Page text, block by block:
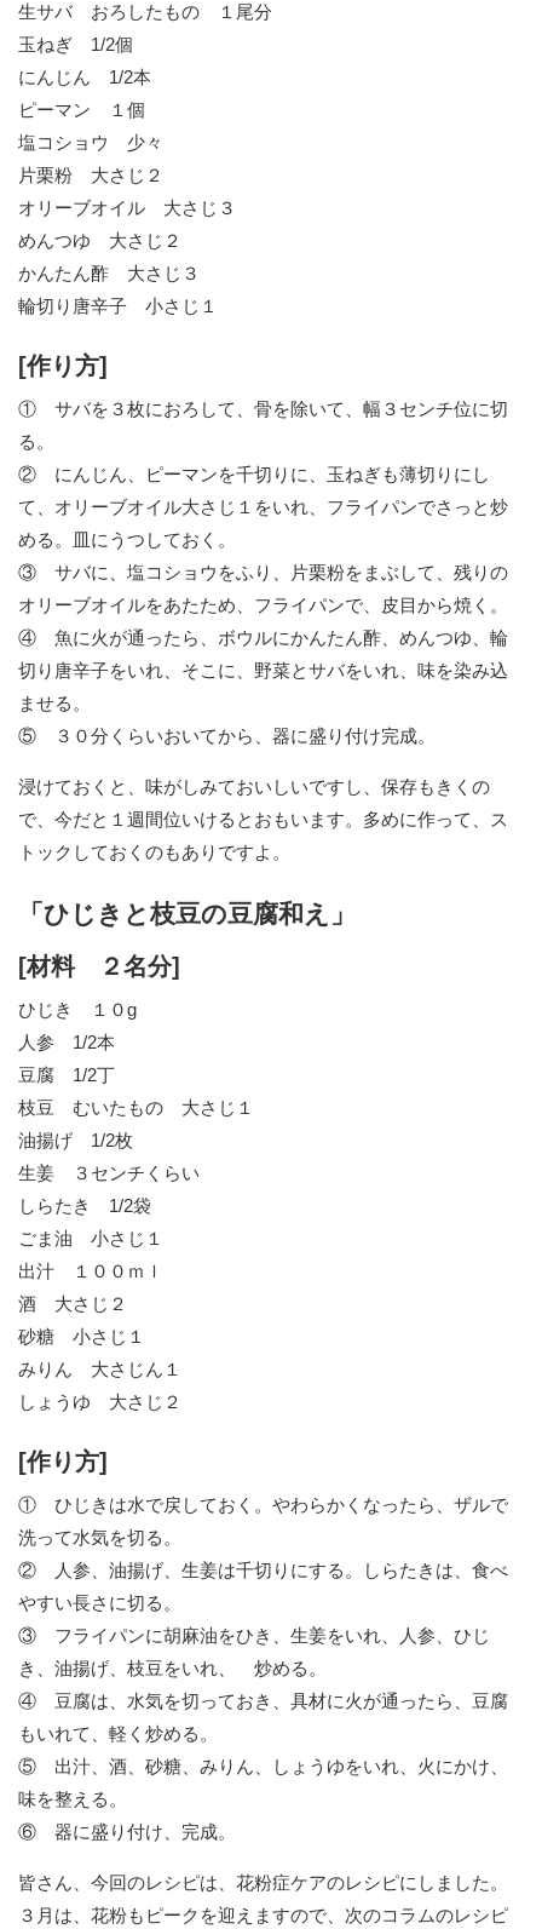
生サバ おろしたもの １尾分
玉ねぎ 1/2個
にんじん 1/2本
ピーマン １個
塩コショウ 少々
片栗粉 大さじ２
オリーブオイル 大さじ３
めんつゆ 大さじ２
かんたん酢 大さじ３
輪切り唐辛子 小さじ１
[作り方]
① サバを３枚におろして、骨を除いて、幅３センチ位に切
る。
② にんじん、ピーマンを千切りに、玉ねぎも薄切りにし
て、オリーブオイル大さじ１をいれ、フライパンでさっと炒
める。皿にうつしておく。
③ サバに、塩コショウをふり、片栗粉をまぶして、残りの
オリーブオイルをあたため、フライパンで、皮目から焼く。
④ 魚に火が通ったら、ボウルにかんたん酢、めんつゆ、輪
切り唐辛子をいれ、そこに、野菜とサバをいれ、味を染み込
ませる。
⑤ ３０分くらいおいてから、器に盛り付け完成。
浸けておくと、味がしみておいしいですし、保存もきくの
で、今だと１週間位いけるとおもいます。多めに作って、ス
トックしておくのもありですよ。
「ひじきと枝豆の豆腐和え」
[材料 ２名分]
ひじき １０g
人参 1/2本
豆腐 1/2丁
枝豆 むいたもの 大さじ１
油揚げ 1/2枚
生姜 ３センチくらい
しらたき 1/2袋
ごま油 小さじ１
出汁 １００ｍｌ
酒 大さじ２
砂糖 小さじ１
みりん 大さじん１
しょうゆ 大さじ２
[作り方]
① ひじきは水で戻しておく。やわらかくなったら、ザルで
洗って水気を切る。
② 人参、油揚げ、生姜は千切りにする。しらたきは、食べ
やすい長さに切る。
③ フライパンに胡麻油をひき、生姜をいれ、人参、ひじ
き、油揚げ、枝豆をいれ、 炒める。
④ 豆腐は、水気を切っておき、具材に火が通ったら、豆腐
もいれて、軽く炒める。
⑤ 出汁、酒、砂糖、みりん、しょうゆをいれ、火にかけ、
味を整える。
⑥ 器に盛り付け、完成。
皆さん、今回のレシピは、花粉症ケアのレシピにしました。
３月は、花粉もピークを迎えますので、次のコラムのレシピ